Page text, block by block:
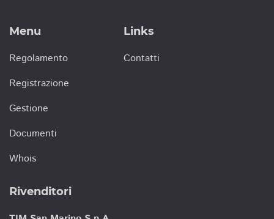
Menu
Regolamento
Registrazione
Gestione
Documenti
Whois
Links
Contatti
Rivenditori